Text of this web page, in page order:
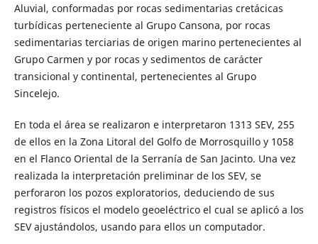
Aluvial, conformadas por rocas sedimentarias cretácicas
turbídicas perteneciente al Grupo Cansona, por rocas
sedimentarias terciarias de origen marino pertenecientes al
Grupo Carmen y por rocas y sedimentos de carácter
transicional y continental, pertenecientes al Grupo
Sincelejo.
En toda el área se realizaron e interpretaron 1313 SEV, 255
de ellos en la Zona Litoral del Golfo de Morrosquillo y 1058
en el Flanco Oriental de la Serranía de San Jacinto. Una vez
realizada la interpretación preliminar de los SEV, se
perforaron los pozos exploratorios, deduciendo de sus
registros físicos el modelo geoeléctrico el cual se aplicó a los
SEV ajustándolos, usando para ellos un computador.